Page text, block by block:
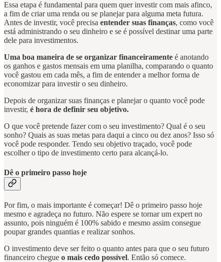
Essa etapa é fundamental para quem quer investir com mais afinco,
a fim de criar uma renda ou se planejar para alguma meta futura.
Antes de investir, você precisa entender suas finanças, como você
está administrando o seu dinheiro e se é possível destinar uma parte
dele para investimentos.
Uma boa maneira de se organizar financeiramente é anotando
os ganhos e gastos mensais em uma planilha, comparando o quanto
você gastou em cada mês, a fim de entender a melhor forma de
economizar para investir o seu dinheiro.
Depois de organizar suas finanças e planejar o quanto você pode
investir, é hora de definir seu objetivo.
O que você pretende fazer com o seu investimento? Qual é o seu
sonho? Quais as suas metas para daqui a cinco ou dez anos? Isso só
você pode responder. Tendo seu objetivo traçado, você pode
escolher o tipo de investimento certo para alcançá-lo.
Dê o primeiro passo hoje
Por fim, o mais importante é começar! Dê o primeiro passo hoje
mesmo e agradeça no futuro. Não espere se tornar um expert no
assunto, pois ninguém é 100% sabido e mesmo assim consegue
poupar grandes quantias e realizar sonhos.
O investimento deve ser feito o quanto antes para que o seu futuro
financeiro chegue o mais cedo possível. Então só comece.